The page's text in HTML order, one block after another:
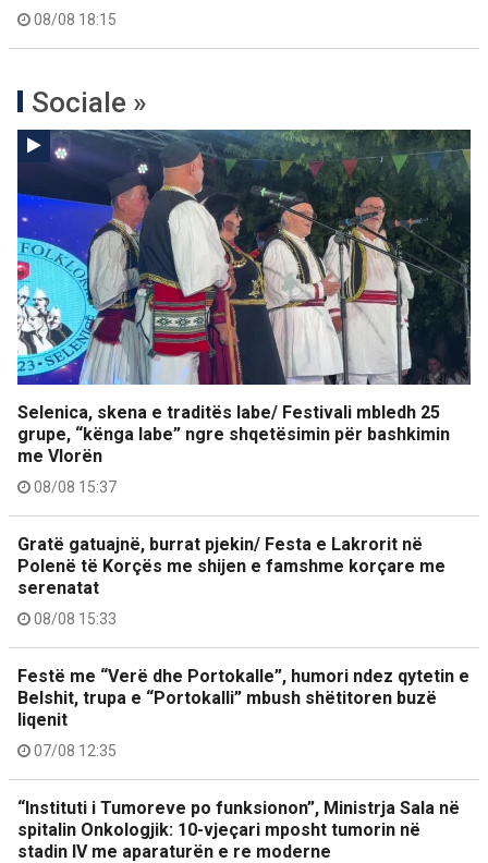
08/08 18:15
Sociale »
Selenica, skena e traditës labe/ Festivali mbledh 25
grupe, “kënga labe” ngre shqetësimin për bashkimin
me Vlorën
08/08 15:37
Gratë gatuajnë, burrat pjekin/ Festa e Lakrorit në
Polenë të Korçës me shijen e famshme korçare me
serenatat
08/08 15:33
Festë me “Verë dhe Portokalle”, humori ndez qytetin e
Belshit, trupa e “Portokalli” mbush shëtitoren buzë
liqenit
07/08 12:35
“Instituti i Tumoreve po funksionon”, Ministrja Sala në
spitalin Onkologjik: 10-vjeçari mposht tumorin në
stadin IV me aparaturën e re moderne